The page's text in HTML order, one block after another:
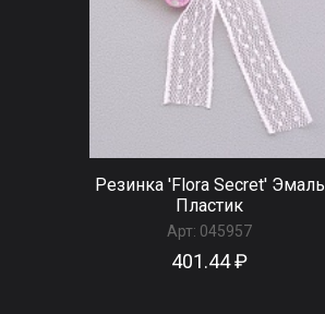
Резинка 'Flora Secret' Эмаль
Пластик
Арт: 045957
401.44 ₽